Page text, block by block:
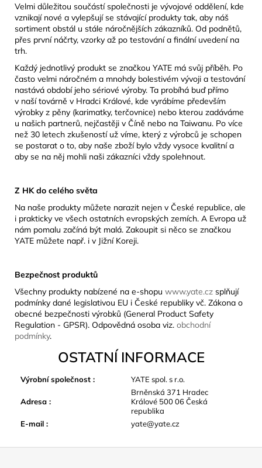
Velmi důležitou součástí společnosti je vývojové oddělení, kde
vznikají nové a vylepšují se stávající produkty tak, aby náš
sortiment obstál u stále náročnějších zákazníků. Od podnětů,
přes první náčrty, vzorky až po testování a finální uvedení na
trh.
Každý jednotlivý produkt se značkou YATE má svůj příběh. Po
často velmi náročném a mnohdy bolestivém vývoji a testování
nastává období jeho sériové výroby. Ta probíhá buď přímo
v naší továrně v Hradci Králové, kde vyrábíme především
výrobky z pěny (karimatky, terčovnice) nebo kterou zadáváme
u našich partnerů, nejčastěji v Číně nebo na Taiwanu. Po více
než 30 letech zkušeností už víme, který z výrobců je schopen
se postarat o to, aby naše zboží bylo vždy vysoce kvalitní a
aby se na něj mohli naši zákazníci vždy spolehnout.
Z HK do celého světa
Na naše produkty můžete narazit nejen v České republice, ale
i prakticky ve všech ostatních evropských zemích. A Evropa už
nám pomalu začíná být malá. Zakoupit si něco se značkou
YATE můžete např. i v Jižní Koreji.
Bezpečnost produktů
Všechny produkty nabízené na e-shopu www.yate.cz splňují
podmínky dané legislativou EU i České republiky vč. Zákona o
obecné bezpečnosti výrobků (General Product Safety
Regulation - GPSR). Odpovědná osoba viz. obchodní
podmínky.
OSTATNÍ INFORMACE
Výrobní společnost : YATE spol. s r.o.
Adresa :
Brněnská 371 Hradec
Králové 500 06 Česká
republika
E-mail : yate@yate.cz